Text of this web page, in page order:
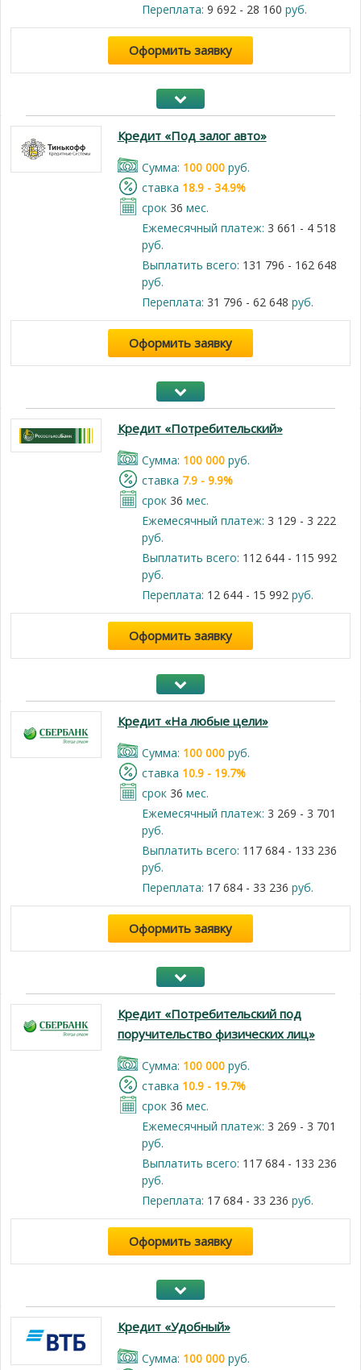
Переплата: 9 692 - 28 160 руб.
Оформить заявку
Кредит «Под залог авто»
Cумма: 100 000руб.
cтавка 18.9 - 34.9%
срок 36 мес.
Ежемесячный платеж: 3 661 - 4 518
руб.
Выплатить всего: 131 796 - 162 648
руб.
Переплата: 31 796 - 62 648 руб.
Оформить заявку
Кредит «Потребительский»
Cумма: 100 000руб.
cтавка 7.9 - 9.9%
срок 36 мес.
Ежемесячный платеж: 3 129 - 3 222
руб.
Выплатить всего: 112 644 - 115 992
руб.
Переплата: 12 644 - 15 992руб.
Оформить заявку
Кредит «На любые цели»
Cумма: 100 000руб.
cтавка 10.9 - 19.7%
срок 36 мес.
Ежемесячный платеж: 3 269 - 3 701
руб.
Выплатить всего: 117 684 - 133 236
руб.
Переплата: 17 684 - 33 236 руб.
Оформить заявку
Кредит «Потребительский под
поручительство физических лиц»
Cумма: 100 000руб.
cтавка 10.9 - 19.7%
срок 36 мес.
Ежемесячный платеж: 3 269 - 3 701
руб.
Выплатить всего: 117 684 - 133 236
руб.
Переплата: 17 684 - 33 236 руб.
Оформить заявку
Кредит «Удобный»
Cумма: 100 000руб.